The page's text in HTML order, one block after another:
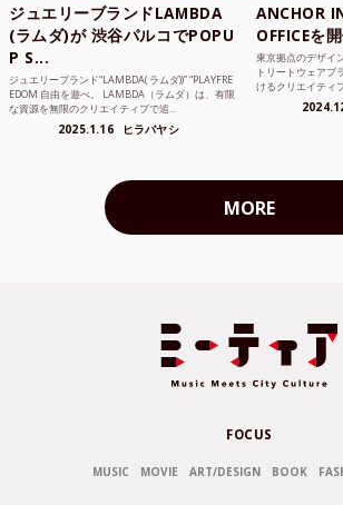
ジュエリーブランドLAMBDA
(ラムダ)が 渋谷パルコでPOPU
P S...
ジュエリーブランド“LAMBDA( ラムダ))” “PLAYFRE
EDOM 自由を遊べ。 LAMBDA（ラムダ）は、有限
な資源を無限のクリエイティブで追...
2025.1.16 ヒラバヤシ
ANCHOR
OFFICEを開
東京拠点のデザイ
トリートウェアブ
けるクリエイティ
MORE
FOCUS
MUSIC MOVIE ART/DESIGN BOOK